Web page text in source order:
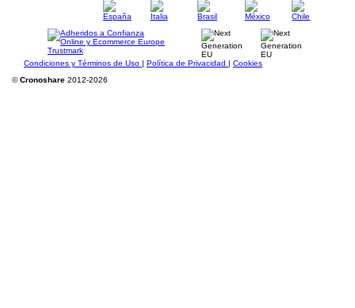
Condiciones y Términos de Uso | Política de Privacidad | Cookies
©Cronoshare 2012-2026